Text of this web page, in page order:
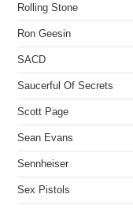
Rolling Stone
Ron Geesin
SACD
Saucerful Of Secrets
Scott Page
Sean Evans
Sennheiser
Sex Pistols